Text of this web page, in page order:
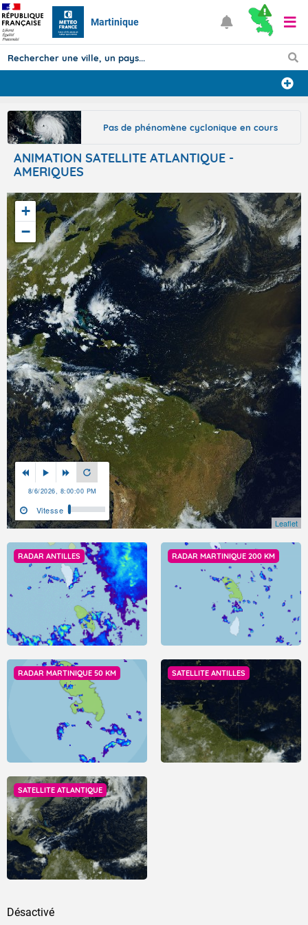
Martinique
Prévisions
Pas de phénomène cyclonique en cours
ANIMATION SATELLITE ATLANTIQUE -
AMERIQUES
+
−
8/6/2026, 8:00:00 PM
Vitesse
Leaflet
RADAR ANTILLES RADAR MARTINIQUE 200 KM
RADAR MARTINIQUE 50 KM SATELLITE ANTILLES
SATELLITE ATLANTIQUE
Désactivé